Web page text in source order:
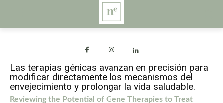
Las terapias génicas avanzan en precisión para
modificar directamente los mecanismos del
envejecimiento y prolongar la vida saludable.
Reviewing the Potential of Gene Therapies to Treat